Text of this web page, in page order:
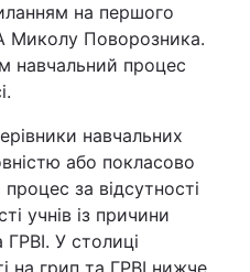
на першого
Миколу Поворозника.
навчальний процес
навчальних
або покласово
за відсутності
учнів із причини
У столиці
на грип та ГРВІ нижче